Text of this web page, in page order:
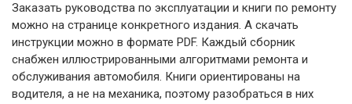
Заказать руководства по эксплуатации и книги по ремонту
можно на странице конкретного издания. А скачать
инструкции можно в формате PDF. Каждый сборник
снабжен иллюстрированными алгоритмами ремонта и
обслуживания автомобиля. Книги ориентированы на
водителя, а не на механика, поэтому разобраться в них